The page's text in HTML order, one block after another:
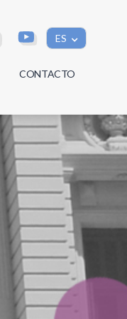
ES
CONTACTO